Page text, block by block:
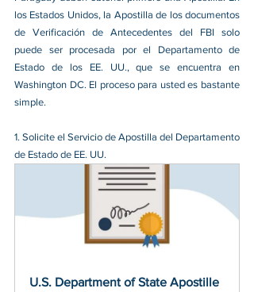
los Estados Unidos, la Apostilla de los documentos
de Verificación de Antecedentes del FBI solo
puede ser procesada por el Departamento de
Estado de los EE. UU., que se encuentra en
Washington DC. El proceso para usted es bastante
simple.
1. Solicite el Servicio de Apostilla del Departamento
de Estado de EE. UU.
U.S. Department of State Apostille